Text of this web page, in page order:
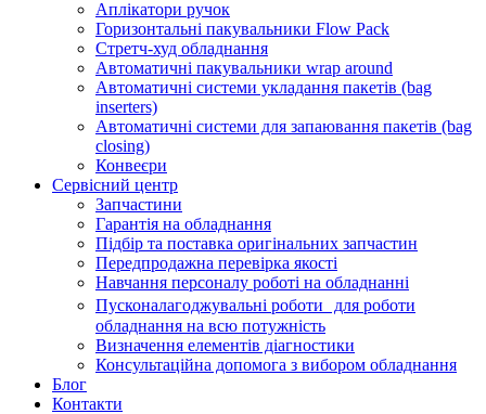
Аплікатори ручок
Горизонтальні пакувальники Flow Pack
Стретч-худ обладнання
Автоматичні пакувальники wrap around
Автоматичні системи укладання пакетів (bag
inserters)
Автоматичні системи для запаювання пакетів (bag
closing)
Конвеєри
Сервісний центр
Запчастини
Гарантія на обладнання
Підбір та поставка оригінальних запчастин
Передпродажна перевірка якості
Навчання персоналу роботі на обладнанні
Пусконалагоджувальні роботи для роботи
обладнання на всю потужність
Визначення елементів діагностики
Консультаційна допомога з вибором обладнання
Блог
Контакти